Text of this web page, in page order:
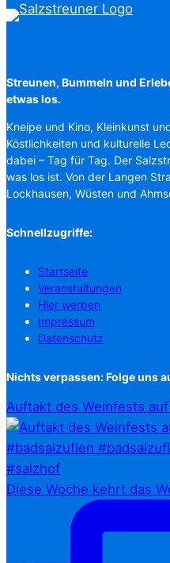
Streunen, Bummeln und
etwas los.
Kneipe und Kino, Kleinkunst
Köstlichkeiten und kulturelle
dabei – Tag für Tag. Der
was los ist. Von der Langen
Lockhausen, Wüsten und
Schnellzugriffe:
Startseite
Veranstaltungen
Hier werben
Impressum
Datenschutz
Nichts verpassen: Folge uns
Auftakt des Weinfests
Diese Woche kehrt das